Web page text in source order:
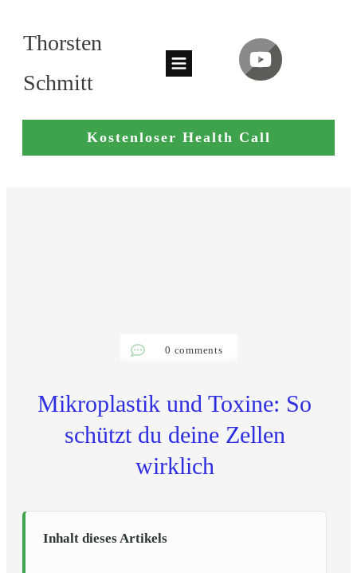
Thorsten
Schmitt
Kostenloser Health Call
0 comments
Mikroplastik und Toxine: So
schützt du deine Zellen
wirklich
Inhalt dieses Artikels